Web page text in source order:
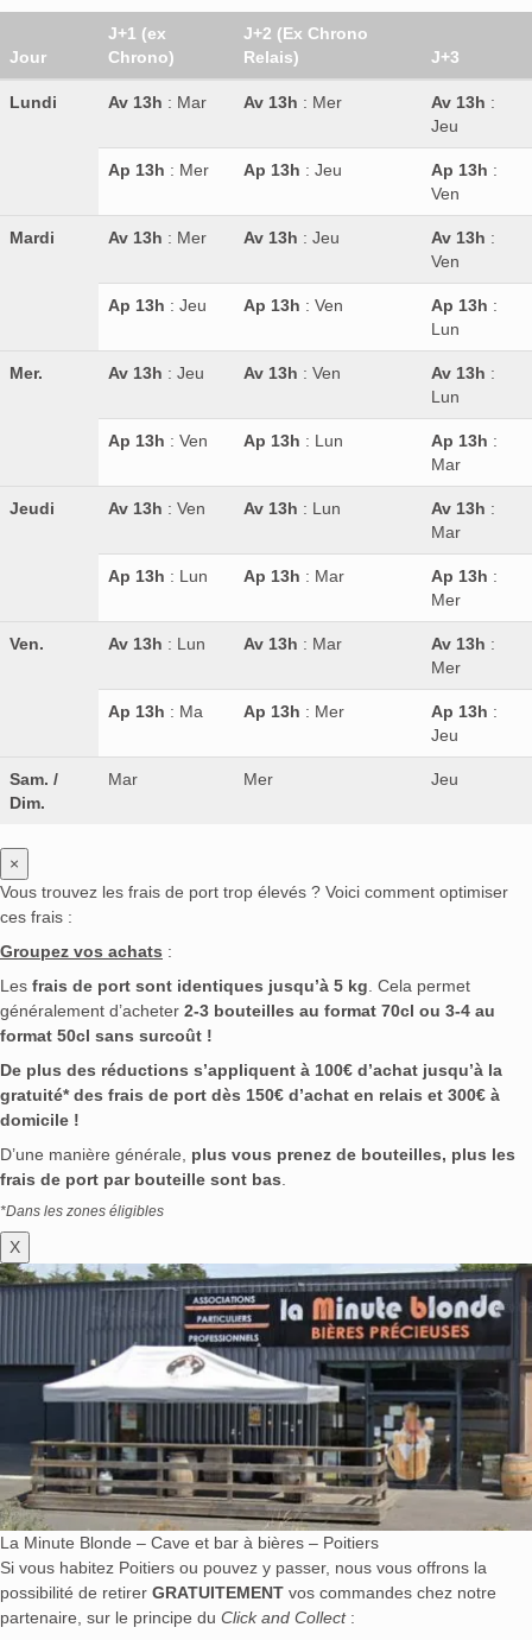
Jour
J+1 (ex
Chrono)
J+2 (Ex Chrono
Relais)
J+3
Lundi Av 13h : Mar Av 13h : Mer Av 13h :
Jeu
Ap 13h : Mer Ap 13h : Jeu Ap 13h :
Ven
Mardi Av 13h : Mer Av 13h : Jeu Av 13h :
Ven
Ap 13h : Jeu Ap 13h : Ven Ap 13h :
Lun
Mer. Av 13h : Jeu Av 13h : Ven Av 13h :
Lun
Ap 13h : Ven Ap 13h : Lun Ap 13h :
Mar
Jeudi Av 13h : Ven Av 13h : Lun Av 13h :
Mar
Ap 13h : Lun Ap 13h : Mar Ap 13h :
Mer
Ven. Av 13h : Lun Av 13h : Mar Av 13h :
Mer
Ap 13h : Ma Ap 13h : Mer Ap 13h :
Jeu
Sam. /
Dim.
Mar Mer Jeu
×
Vous trouvez les frais de port trop élevés ? Voici comment optimiser
ces frais :
Groupez vos achats :
Les frais de port sont identiques jusqu’à 5 kg . Cela permet
généralement d’acheter 2-3 bouteilles au format 70cl ou 3-4 au
format 50cl sans surcoût !
De plus des réductions s’appliquent à 100€ d’achat jusqu’à la
gratuité* des frais de port dès 150€ d’achat en relais et 300€ à
domicile !
D’une manière générale, plus vous prenez de bouteilles, plus les
frais de port par bouteille sont bas
*Dans les zones éligibles
X
La Minute Blonde – Cave et bar à bières – Poitiers
Si vous habitez Poitiers ou pouvez y passer, nous vous offrons la
possibilité de retirer GRATUITEMENT vos commandes chez notre
partenaire, sur le principe du Click and Collect: